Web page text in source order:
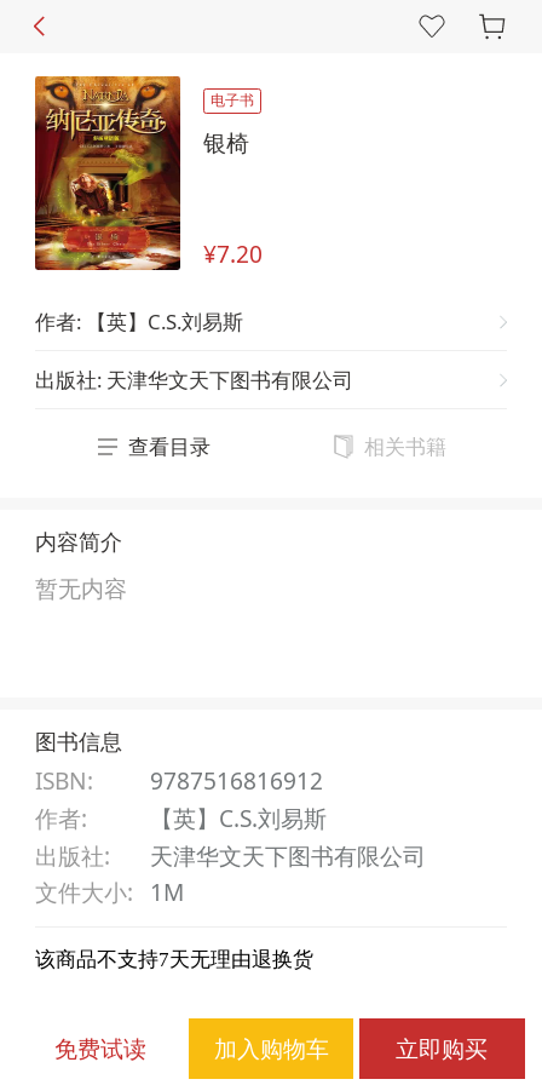
电子书
银椅
¥7.20
作者: 【英】C.S.刘易斯
出版社: 天津华文天下图书有限公司
查看目录 相关书籍
内容简介
暂无内容
图书信息
ISBN:
9787516816912
作者:
【英】C.S.刘易斯
出版社:
天津华文天下图书有限公司
文件大小: 1M
该商品不支持7天无理由退换货
作者佳作
免费试读 加入购物车 立即购买